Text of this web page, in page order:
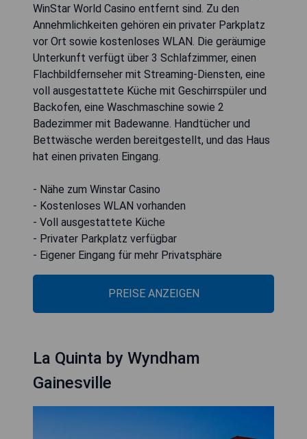
WinStar World Casino entfernt sind. Zu den
Annehmlichkeiten gehören ein privater Parkplatz
vor Ort sowie kostenloses WLAN. Die geräumige
Unterkunft verfügt über 3 Schlafzimmer, einen
Flachbildfernseher mit Streaming-Diensten, eine
voll ausgestattete Küche mit Geschirrspüler und
Backofen, eine Waschmaschine sowie 2
Badezimmer mit Badewanne. Handtücher und
Bettwäsche werden bereitgestellt, und das Haus
hat einen privaten Eingang.
- Nähe zum Winstar Casino
- Kostenloses WLAN vorhanden
- Voll ausgestattete Küche
- Privater Parkplatz verfügbar
- Eigener Eingang für mehr Privatsphäre
PREISE ANZEIGEN
La Quinta by Wyndham
Gainesville